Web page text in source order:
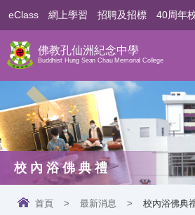
佛教孔仙洲紀念中學
Buddhist Hung Sean Chau Memorial College
eClass 網上學習 招聘及招標 40周年
校內浴佛典禮
首頁 > 最新消息 > 校內浴佛典